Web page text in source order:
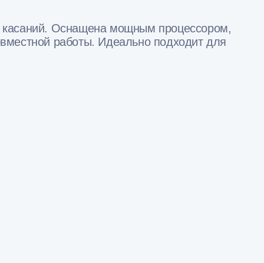
касаний. Оснащена мощным процессором,
работы. Идеально подходит для